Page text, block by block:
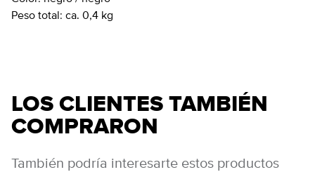
Peso total: ca. 0,4 kg
LOS CLIENTES TAMBIÉN
COMPRARON
También podría interesarte estos productos